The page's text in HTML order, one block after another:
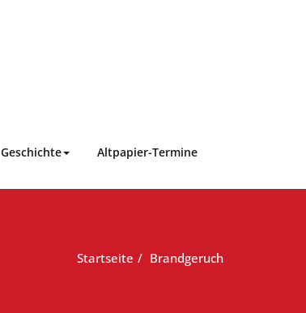
Geschichte Altpapier-Termine
Startseite Brandgeruch